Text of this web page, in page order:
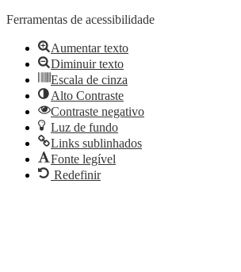
Ferramentas de acessibilidade
Aumentar texto
Diminuir texto
Escala de cinza
Alto Contraste
Contraste negativo
Luz de fundo
Links sublinhados
Fonte legível
Redefinir